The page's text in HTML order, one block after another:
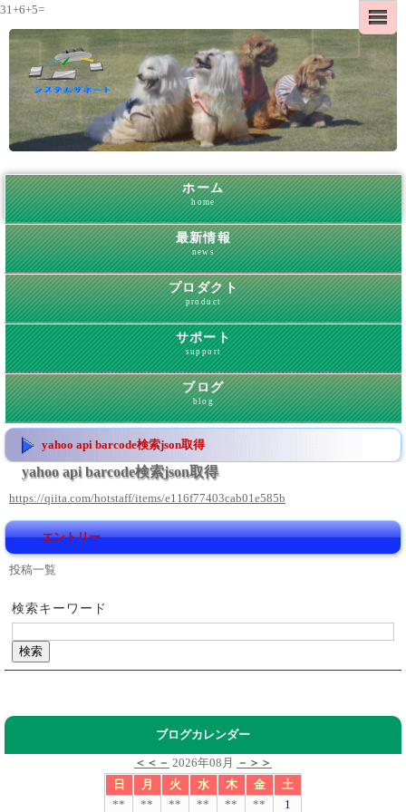
31+6+5=
ホーム
home
最新情報
news
プロダクト
product
サポート
support
ブログ
blog
yahoo api barcode検索json取得
yahoo api barcode検索json取得
https://qiita.com/hotstaff/items/e116f77403cab01e585b
エントリー
投稿一覧
検索キーワード
ブログカレンダー
＜＜－ 2026年08月
－＞＞
日
月 火 水 木 金
土
**
** ** ** ** ** 1